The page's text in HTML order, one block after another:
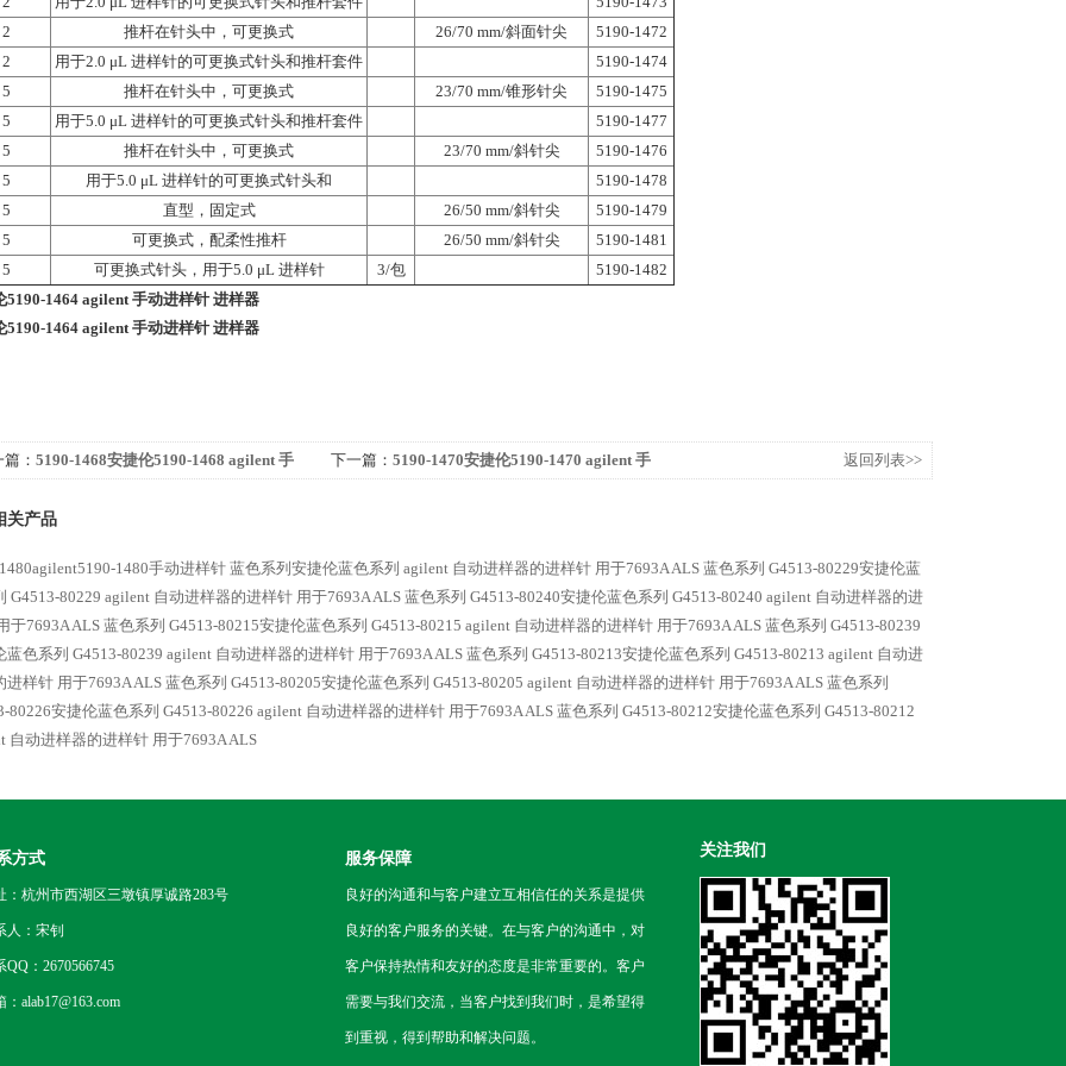
2
推杆在针头中，可更换式 26/70 mm/斜面针尖
5190-1472
2
用于2.0 μL 进样针的可更换式针头和推杆套件
5190-1474
5
推杆在针头中，可更换式 23/70 mm/锥形针尖
5190-1475
5
用于5.0 μL 进样针的可更换式针头和推杆套件
5190-1477
5
推杆在针头中，可更换式 23/70 mm/斜针尖
5190-1476
5
用于5.0 μL 进样针的可更换式针头和
5190-1478
5
直型，固定式 26/50 mm/斜针尖
5190-1479
5
可更换式，配柔性推杆 26/50 mm/斜针尖
5190-1481
5
可更换式针头，用于5.0 μL 进样针 3/包
5190-1482
5190-1464 agilent 手动进样针 进样器
5190-1464 agilent 手动进样针 进样器
： 5190-1468安捷伦5190-1468 agilent 手
下一篇： 5190-1470安捷伦5190-1470 agilent 手
返回列表>>
关产品
1480手动进样针蓝色系列安捷伦蓝色系列 agilent 自动进样器的进样针 用于7693A ALS 蓝色系列 G4513-80229安捷伦蓝
G4513-80229 agilent 自动进样器的进样针 用于7693A ALS 蓝色系列 G4513-80240安捷伦蓝色系列 G4513-80240 agilent 自动进样器的进
于7693A ALS 蓝色系列 G4513-80215安捷伦蓝色系列 G4513-80215 agilent 自动进样器的进样针 用于7693A ALS 蓝色系列 G4513-80239
蓝色系列 G4513-80239 agilent 自动进样器的进样针 用于7693A ALS 蓝色系列 G4513-80213安捷伦蓝色系列 G4513-80213 agilent 自动进
进样针 用于7693A ALS 蓝色系列 G4513-80205安捷伦蓝色系列 G4513-80205 agilent 自动进样器的进样针 用于7693A ALS 蓝色系列
80226安捷伦蓝色系列 G4513-80226 agilent 自动进样器的进样针 用于7693A ALS 蓝色系列 G4513-80212安捷伦蓝色系列 G4513-80212
自动进样器的进样针 用于7693A ALS
方式
：杭州市西湖区三墩镇厚诚路283号
人：宋钊
QQ：2670566745
：alab17@163.com
服务保障
良好的沟通和与客户建立互相信任的关系是提供
良好的客户服务的关键。在与客户的沟通中，对
客户保持热情和友好的态度是非常重要的。客户
需要与我们交流，当客户找到我们时，是希望得
到重视，得到帮助和解决问题。
关注我们